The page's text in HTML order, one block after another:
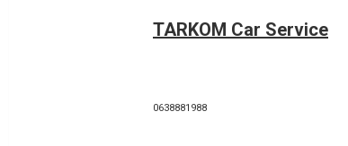
TARKOM Car Service
0638881988